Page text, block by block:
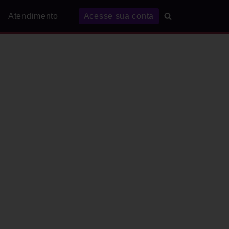
Atendimento Acesse sua conta